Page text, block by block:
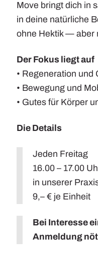
Move bringt dich in
in deine natürliche
ohne Hektik — aber
Der Fokus liegt auf
• Regeneration und
• Bewegung und
• Gutes für Körper
Die Details
Jeden Freitag
16.00 – 17.00
in unserer
9,– € je Einheit
Bei Interesse
Anmeldung